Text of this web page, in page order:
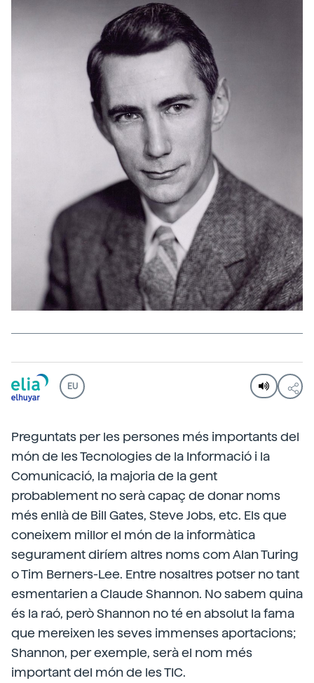
EU
Preguntats per les persones més importants del
món de les Tecnologies de la Informació i la
Comunicació, la majoria de la gent
probablement no serà capaç de donar noms
més enllà de Bill Gates, Steve Jobs, etc. Els que
coneixem millor el món de la informàtica
segurament diríem altres noms com Alan Turing
o Tim Berners-Lee. Entre nosaltres potser no tant
esmentarien a Claude Shannon. No sabem quina
és la raó, però Shannon no té en absolut la fama
que mereixen les seves immenses aportacions;
Shannon, per exemple, serà el nom més
important del món de les TIC.